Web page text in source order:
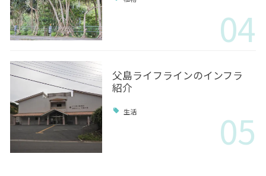
04
父島ライフラインのインフラ
紹介
生活 05